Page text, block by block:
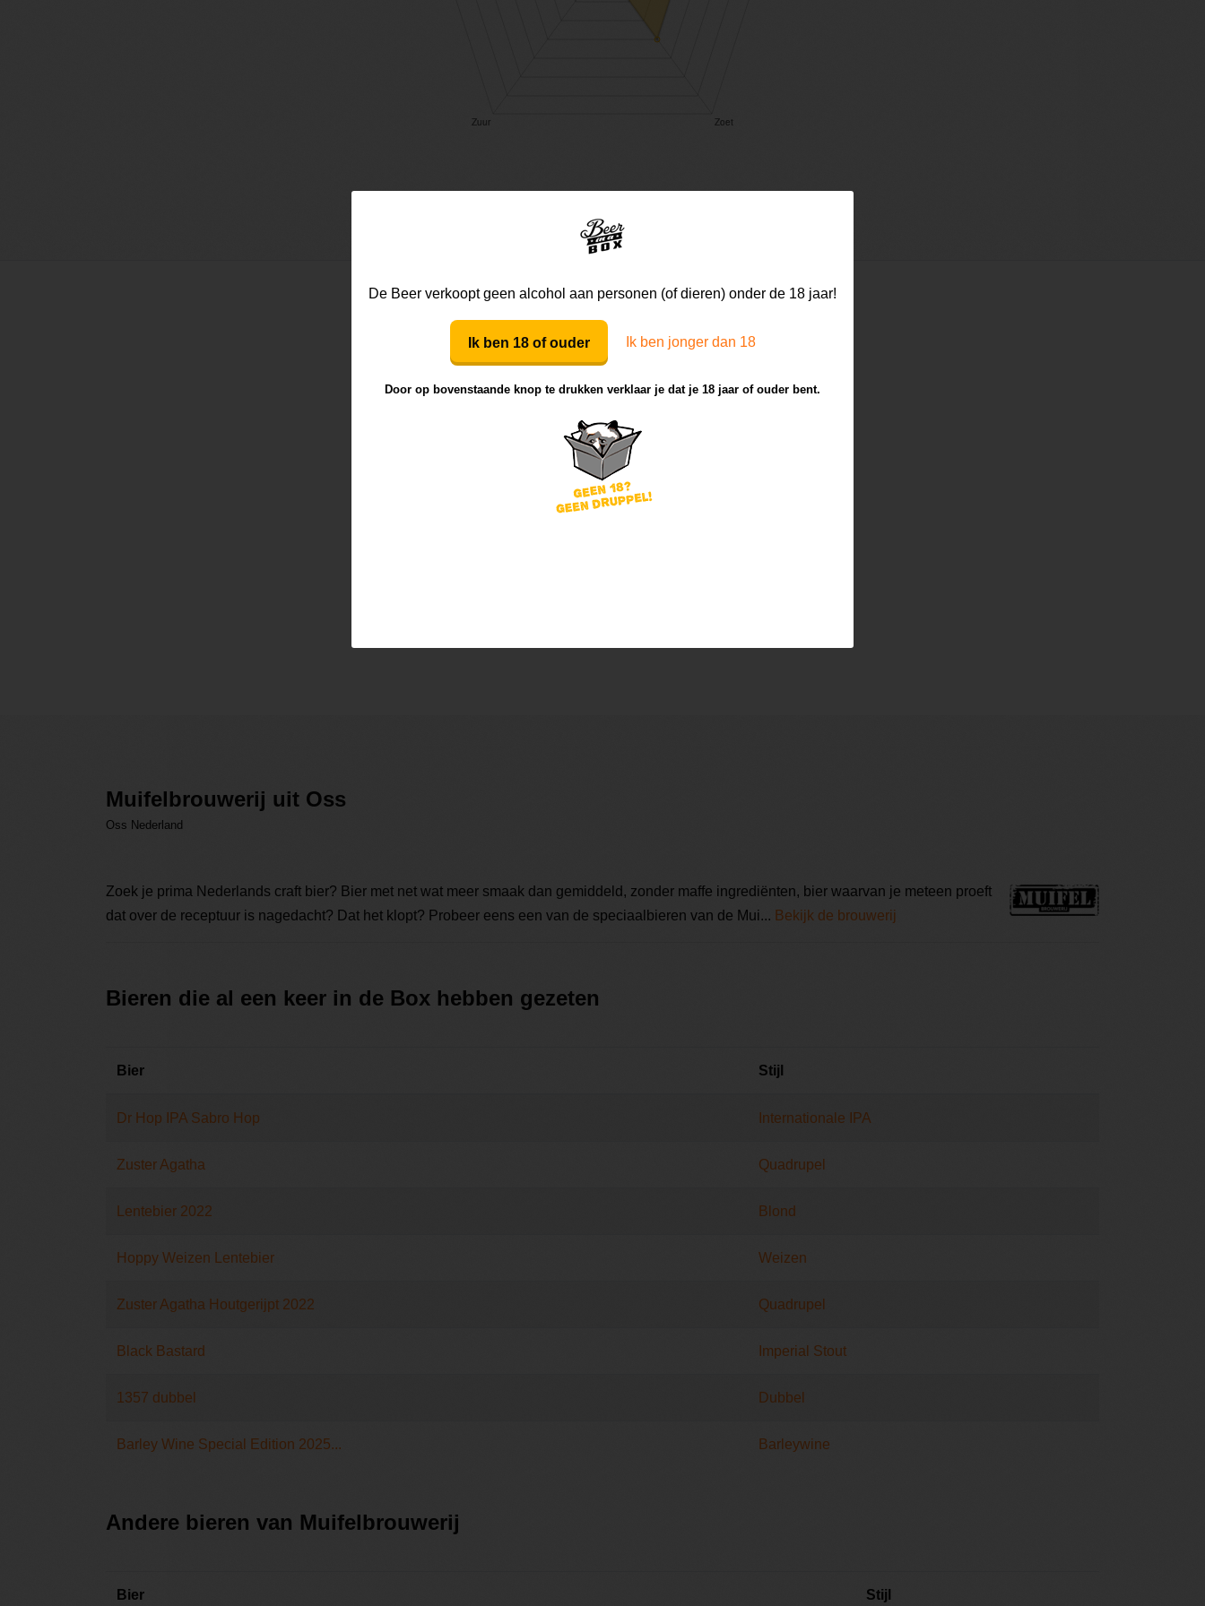
Die van anderen
Mijn review bij dit bier
Muifelbrouwerij uit Oss
Oss Nederland
Zoek je prima Nederlands craft bier? Bier met net wat meer smaak dan gemiddeld, zonder maffe ingrediënten, bier waarvan je meteen proeft
dat over de receptuur is nagedacht? Dat het klopt? Probeer eens een van de speciaalbieren van de Mui... Bekijk de brouwerij
Bieren die al een keer in de Box hebben gezeten
Bier Stijl
Dr Hop IPA Sabro Hop Internationale IPA
Zuster Agatha Quadrupel
Lentebier 2022 Blond
Hoppy Weizen Lentebier Weizen
Zuster Agatha Houtgerijpt 2022 Quadrupel
Black Bastard Imperial Stout
1357 dubbel Dubbel
Barley Wine Special Edition 2025... Barleywine
Andere bieren van Muifelbrouwerij
Bier Stijl
De Beer verkoopt geen alcohol aan personen (of dieren) onder de 18 jaar!
Ik ben 18 of ouder Ik ben jonger dan 18
Door op bovenstaande knop te drukken verklaar je dat je 18 jaar of ouder bent.